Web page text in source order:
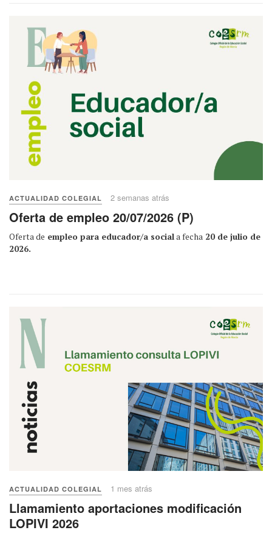
ACTUALIDAD COLEGIAL 2 semanas atrás
Oferta de empleo 20/07/2026 (P)
Oferta de empleo para educador/a sociala fecha 20 de julio de
2026.
ACTUALIDAD COLEGIAL 1 mes atrás
Llamamiento aportaciones modificación
LOPIVI 2026